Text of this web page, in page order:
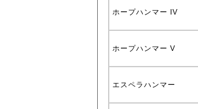
ホープハンマー IV
ホープハンマー V
エスペラハンマー